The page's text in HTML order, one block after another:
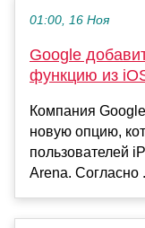
01:00, 16 Ноя
Google
функцию из
Компания
новую опцию,
пользователей
Arena. Согласно